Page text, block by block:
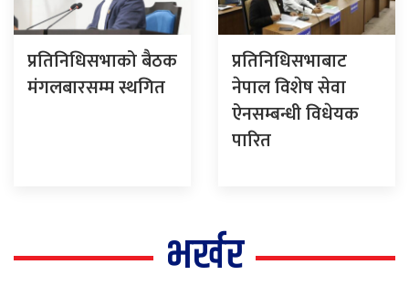
प्रतिनिधिसभाको बैठक
मंगलबारसम्म स्थगित
प्रतिनिधिसभाबाट
नेपाल विशेष सेवा
ऐनसम्बन्धी विधेयक
पारित
भर्खर